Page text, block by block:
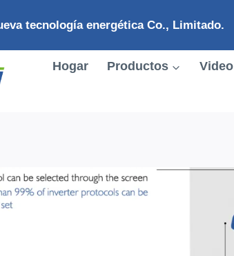
tecnología energética Co., Limitado.
Hogar Productos Video